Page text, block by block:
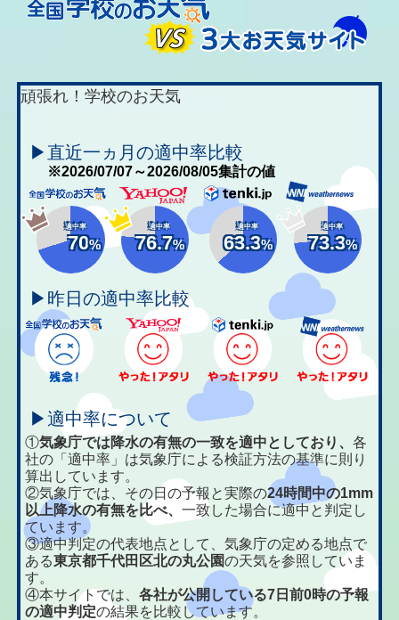
頑張れ！学校のお天気
▶直近一ヵ月の適中率比較
※2026/07/07～2026/08/05集計の値
適中率
70%
適中率
76.7%
適中率
63.3%
適中率
73.3%
▶昨日の適中率比較
▶適中率について
①気象庁では降水の有無の一致を適中としており、各
社の「適中率」は気象庁による検証方法の基準に則り
算出しています。
②気象庁では、その日の予報と実際の24時間中の1mm
以上降水の有無を比べ、一致した場合に適中と判定し
ています。
③適中判定の代表地点として、気象庁の定める地点で
ある東京都千代田区北の丸公園の天気を参照していま
す。
④本サイトでは、各社が公開している7日前0時の予報
の適中判定の結果を比較しています。